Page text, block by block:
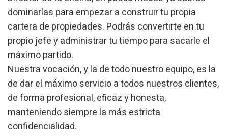
dominarlas para empezar a construir tu propia
cartera de propiedades. Podrás convertirte en tu
propio jefe y administrar tu tiempo para sacarle el
máximo partido.
Nuestra vocación, y la de todo nuestro equipo, es la
de dar el máximo servicio a todos nuestros clientes,
de forma profesional, eficaz y honesta,
manteniendo siempre la más estricta
confidencialidad.
Modify cookies
Technical and functional
Always active
order to improve our services. If you continue browsing,
you accept their installation. The user has the possibility of
configuring his browser, being able, if he so wishes, to
prevent them from being installed on his hard drive,
although he must bear in mind that such action may cause